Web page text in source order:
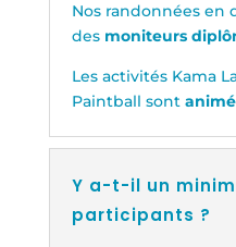
Nos randonnées en
des moniteurs
Les activités Kama
Paintball sont
Y a-t-il un
participants ?